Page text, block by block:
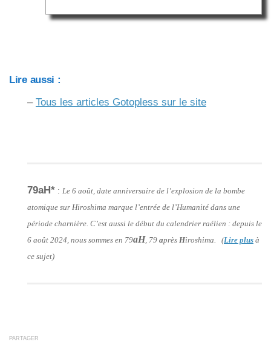
Lire aussi :
– Tous les articles Gotopless sur le site
79aH* : Le 6 août, date anniversaire de l’explosion de la bombe
atomique sur Hiroshima marque l’entrée de l’Humanité dans une
période charnière. C’est aussi le début du calendrier raélien : depuis le
6 août 2024, nous sommes en 79aH, 79 après Hiroshima. (Lire plus à
ce sujet)
PARTAGER